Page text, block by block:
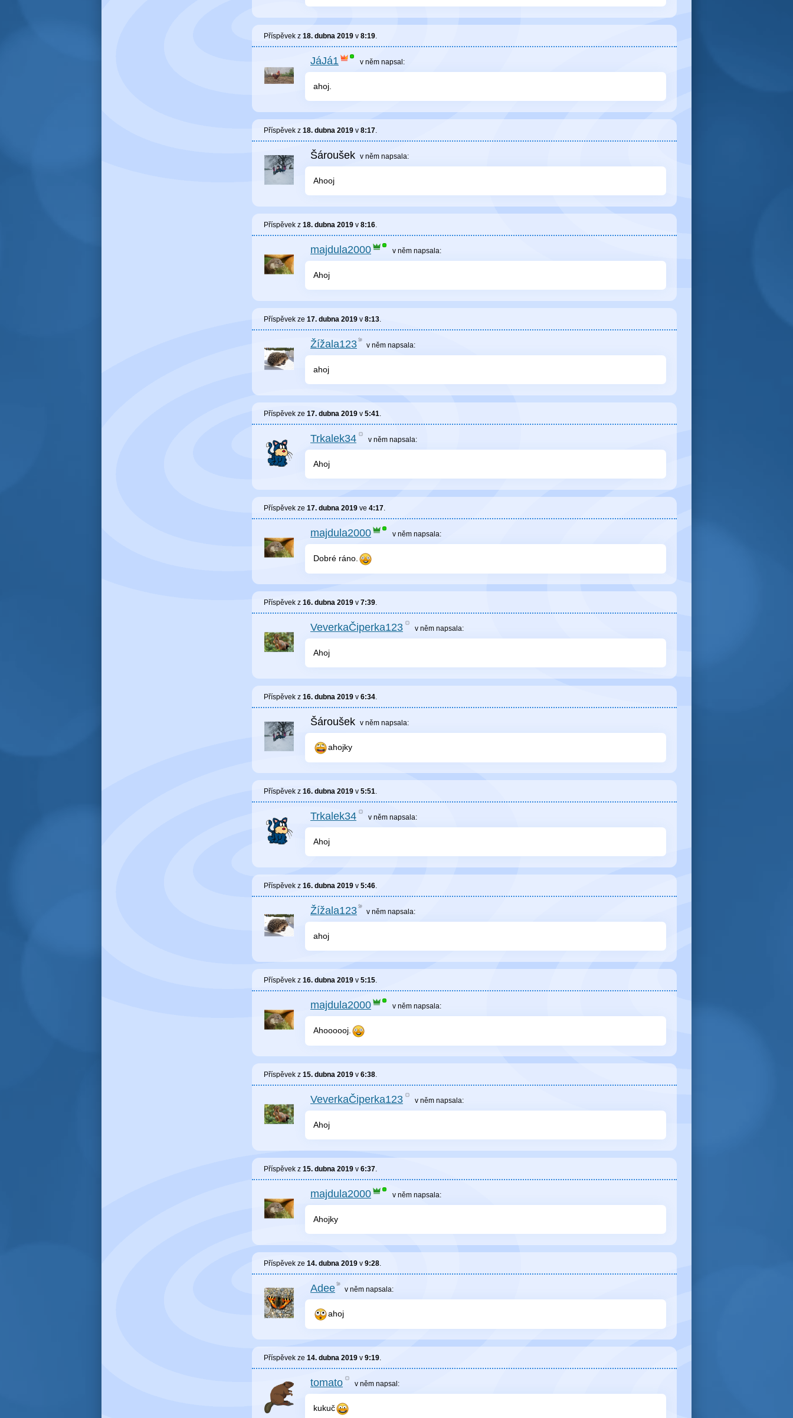
Příspěvek z 18. dubna 2019 v 8:19.
JáJá1 v něm napsal:
ahoj.
Příspěvek z 18. dubna 2019 v 8:17.
Šároušek v něm napsala:
Ahooj
Příspěvek z 18. dubna 2019 v 8:16.
majdula2000 v něm napsala:
Ahoj
Příspěvek ze 17. dubna 2019 v 8:13.
Žížala123 v něm napsala:
ahoj
Příspěvek ze 17. dubna 2019 v 5:41.
Trkalek34 v němnapsala:
Ahoj
Příspěvek ze 17. dubna 2019 ve 4:17.
majdula2000 v něm napsala:
Dobré ráno.
Příspěvek z 16. dubna 2019 v 7:39.
VeverkaČiperka123 v němnapsala:
Ahoj
Příspěvek z 16. dubna 2019 v 6:34.
Šároušek v něm napsala:
ahojky
Příspěvek z 16. dubna 2019 v 5:51.
Trkalek34 v němnapsala:
Ahoj
Příspěvek z 16. dubna 2019 v 5:46.
Žížala123 v něm napsala:
ahoj
Příspěvek z 16. dubna 2019 v 5:15.
majdula2000 v něm napsala:
Ahoooooj.
Příspěvek z 15. dubna 2019 v 6:38.
VeverkaČiperka123 v němnapsala:
Ahoj
Příspěvek z 15. dubna 2019 v 6:37.
majdula2000 v něm napsala:
Ahojky
Příspěvek ze 14. dubna 2019 v 9:28.
Adee v něm napsala:
ahoj
Příspěvek ze 14. dubna 2019 v 9:19.
tomato v němnapsal:
kukuč